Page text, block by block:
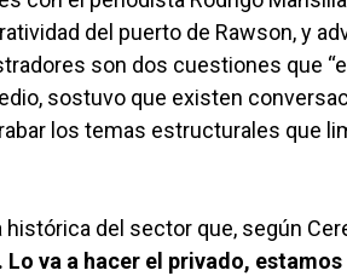
del puerto de Rawson, y
son dos cuestiones que
sostuvo que existen
los temas estructurales que
histórica del sector que, según
va a hacer el privado, estamos